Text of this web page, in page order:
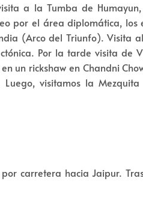
a la Tumba de
por el área diplomática, los
(Arco del Triunfo). Visita
Por la tarde visita de
un rickshaw en Chandni
visitamos la Mezquita
carretera hacia Jaipur.